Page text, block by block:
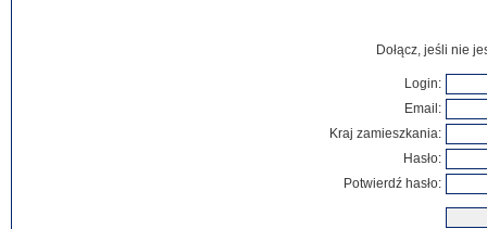
Dołącz, jeśli nie
Login:
Email:
Kraj zamieszkania:
Hasło:
Potwierdź hasło: